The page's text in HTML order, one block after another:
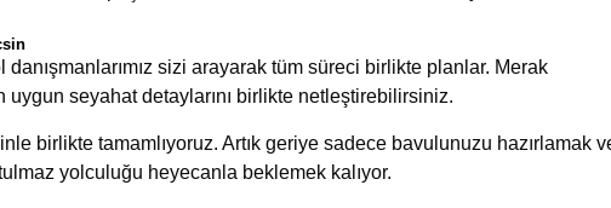
sizi arayarak tüm süreci birlikte planlar. Merak
seyahat detaylarını birlikte netleştirebilirsiniz.
birlikte tamamlıyoruz. Artık geriye sadece bavulunuzu hazırlamak
yolculuğu heyecanla beklemek kalıyor.